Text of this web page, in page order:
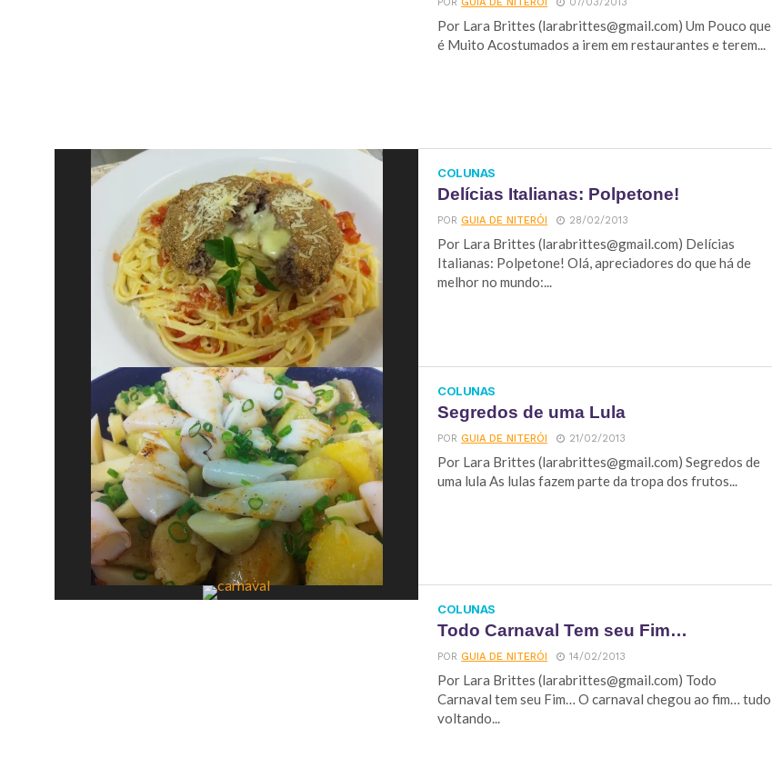
Por Lara Brittes (larabrittes@gmail.com) Um Pouco que
é Muito Acostumados a irem em restaurantes e terem...
COLUNAS
Delícias Italianas: Polpetone!
PORGUIA DE NITERÓI 28/02/2013
Por Lara Brittes (larabrittes@gmail.com) Delícias
Italianas: Polpetone! Olá, apreciadores do que há de
melhor no mundo:...
COLUNAS
Segredos de uma Lula
PORGUIA DE NITERÓI 21/02/2013
Por Lara Brittes (larabrittes@gmail.com) Segredos de
uma lula As lulas fazem parte da tropa dos frutos...
COLUNAS
Todo Carnaval Tem seu Fim…
PORGUIA DE NITERÓI 14/02/2013
Por Lara Brittes (larabrittes@gmail.com) Todo
Carnaval tem seu Fim… O carnaval chegou ao fim… tudo
voltando...